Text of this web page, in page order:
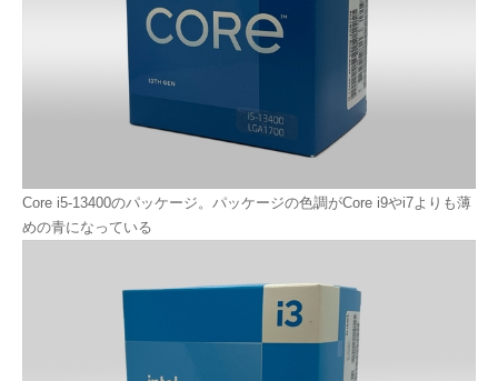
Core i5-13400のパッケージ。パッケージの色調がCore i9やi7よりも薄
めの青になっている